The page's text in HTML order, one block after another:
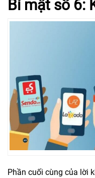
Bí mật số 6:
Phần cuối cùng của lời